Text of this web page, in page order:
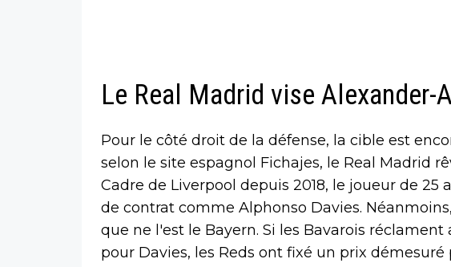
Le Real Madrid vise Alexander-
Pour le côté droit de la défense, la cible est
selon le site espagnol Fichajes, le Real Madrid
Cadre de Liverpool depuis 2018, le joueur de 25
de contrat comme Alphonso Davies.
que ne l'est le Bayern. Si les Bavarois
pour Davies, les Reds ont fixé un prix